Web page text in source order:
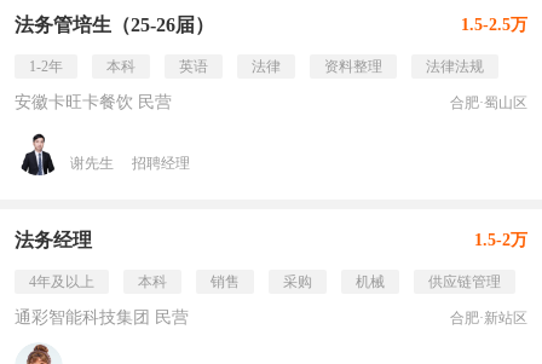
法务管培生（25-26届） 1.5-2.5万
1-2年 本科 英语 法律 资料整理 法律法规
安徽卡旺卡餐饮 民营 合肥·蜀山区
谢先生 招聘经理
法务经理 1.5-2万
4年及以上 本科 销售 采购 机械 供应链管理
通彩智能科技集团 民营 合肥·新站区